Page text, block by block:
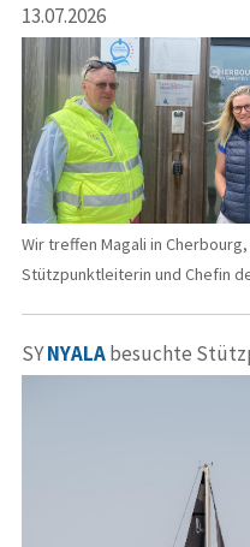
13.07.2026
Wir treffen Magali in
Stützpunktleiterin und Chefin
SYNYALAbesuchte